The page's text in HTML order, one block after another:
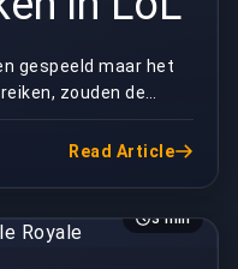
gespeeld maar het
zouden de
een kwestie van de
Read Article
3 min